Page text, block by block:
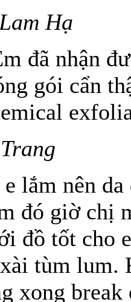
Hạ
đã nhận
gói cẩn
lắm nên
đó giờ chị
đồ tốt cho
tùm lum.
xong